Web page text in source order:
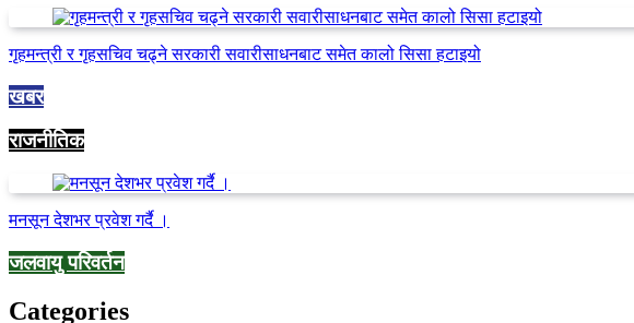
गृहमन्त्री र गृहसचिव चढ्ने सरकारी सवारीसाधनबाट समेत कालो सिसा हटाइयो
खबर
राजनीतिक
मनसून देशभर प्रवेश गर्दै ।
जलवायु परिवर्तन
Categories